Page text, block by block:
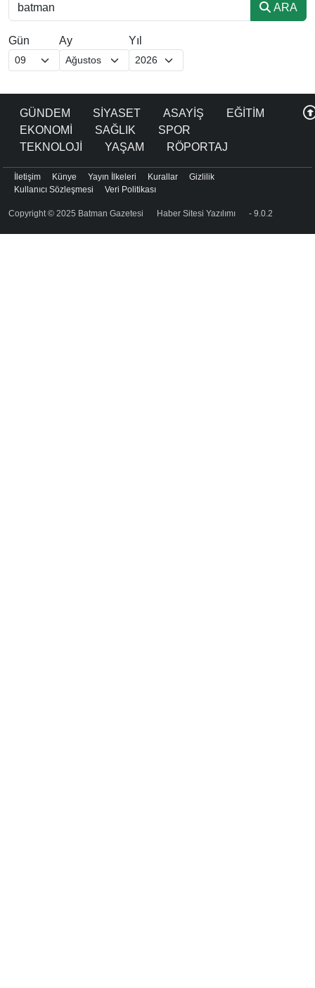
ARA
Gün Ay Yıl
GÜNDEM SİYASET ASAYİŞ
EĞİTİM
EKONOMİ
SAĞLIK
SPOR
TEKNOLOJİ
YAŞAM RÖPORTAJ
Copyright © 2025 Batman Gazetesi Haber Sitesi Yazılımı - 9.0.2
İletişim Künye Yayın İlkeleri Kurallar
Gizlilik
Kullanıcı Sözleşmesi
Veri Politikası